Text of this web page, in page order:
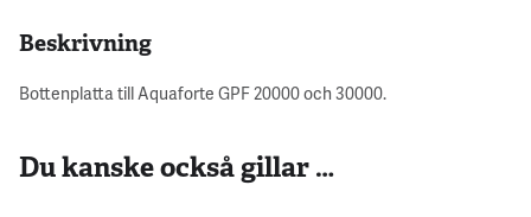
Beskrivning
Bottenplatta till Aquaforte GPF 20000 och 30000.
Du kanske också gillar …